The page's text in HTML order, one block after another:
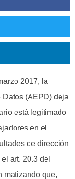
2017, la
(AEPD) deja
está legitimado
en el
de dirección
art. 20.3 del
matizando que,